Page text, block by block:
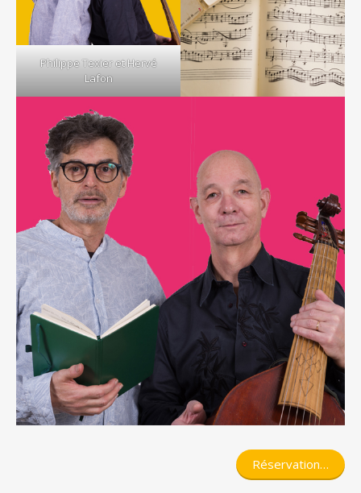
Philippe Texier et Hervé
Lafon
Réservation…